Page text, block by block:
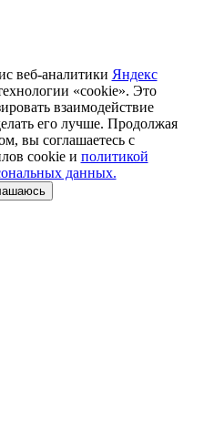
веб-аналитики Яндекс
«cookie». Это
взаимодействие
его лучше. Продолжая
вы соглашаетесь с
cookie и политикой
данных.